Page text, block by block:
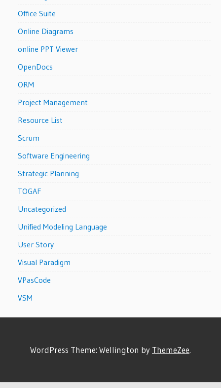
Office Suite
Online Diagrams
online PPT Viewer
OpenDocs
ORM
Project Management
Resource List
Scrum
Software Engineering
Strategic Planning
TOGAF
Uncategorized
Unified Modeling Language
User Story
Visual Paradigm
VPasCode
VSM
WordPress Theme: Wellington by ThemeZee.